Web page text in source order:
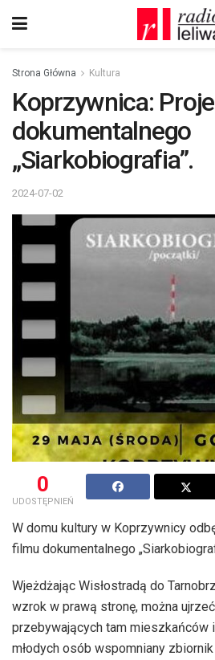
Strona Główna Kultura
Koprzywnica:
dokumentalnego
„Siarkobiografia”.
2024-07-02
0
UDOSTĘPNIEŃ
W domu kultury w Koprzywnicy
filmu dokumentalnego
Wjeżdżając Wisłostradą do
wzrok w prawą stronę, można
przebywających tam mieszkańców
młodych osób wspomniany